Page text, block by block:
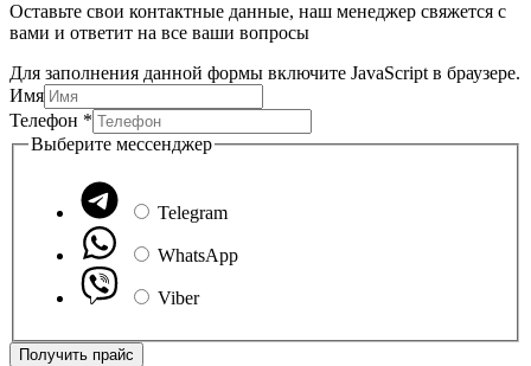
Оставьте свои контактные данные, наш менеджер свяжется с
вами и ответит на все ваши вопросы
Для заполнения данной формы включите JavaScript в браузере.
Телефон
Выберите
Имя
Имя
Телефон *
Выберите мессенджер
Telegram
WhatsApp
Viber
Получить прайс